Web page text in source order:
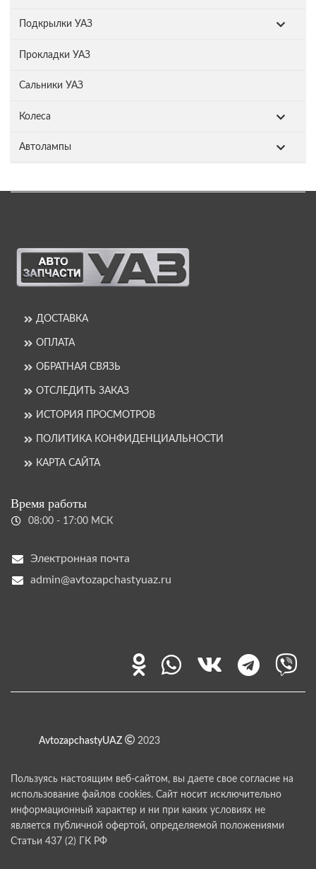
Подкрылки УАЗ
Прокладки УАЗ
Сальники УАЗ
Колеса
Автолампы
ДОСТАВКА
ОПЛАТА
ОБРАТНАЯ СВЯЗЬ
ОТСЛЕДИТЬ ЗАКАЗ
ИСТОРИЯ ПРОСМОТРОВ
ПОЛИТИКА КОНФИДЕНЦИАЛЬНОСТИ
КАРТА САЙТА
Время работы
08:00 - 17:00 МСК
Электронная почта
admin@avtozapchastyuaz.ru
AvtozapchastyUAZ 2023
Пользуясь настоящим веб-сайтом, вы даете свое согласие на
использование файлов cookies. Сайт носит исключительно
информационный характер и ни при каких условиях не
является публичной офертой, определяемой положениями
Статьи 437 (2) ГК РФ